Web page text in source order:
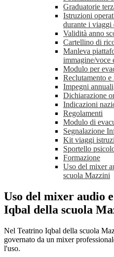
Graduatorie
Istruzioni
durante i viaggi
Validità anno
Cartellino di
Manleva
immagine/voce
Modulo per
Reclutamento
Impegni annuali
Dichiarazione
Indicazioni
Regolamenti
Modulo di
Segnalazione
Kit viaggi
Sportello
Formazione
Uso del mixer
scuola Mazzini
Uso del mixer audio
Iqbal della scuola
Nel Teatrino Iqbal della scuola
governato da un mixer
l'uso.